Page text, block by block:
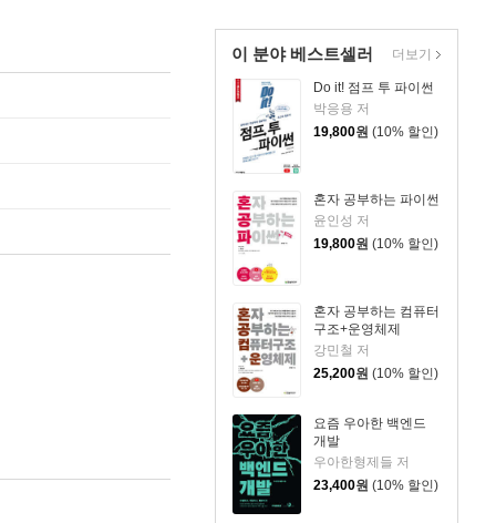
이 분야 베스트셀러
Do it! 점프 투 파이썬
박응용 저
19,800원 (10% 할인)
혼자 공부하는 파이썬
윤인성 저
19,800원 (10% 할인)
혼자 공부하는 컴퓨터
구조+운영체제
강민철 저
25,200원 (10% 할인)
요즘 우아한 백엔드
개발
우아한형제들 저
23,400원 (10% 할인)
더보기